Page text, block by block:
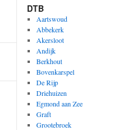
DTB
Aartswoud
Abbekerk
Akersloot
Andijk
Berkhout
Bovenkarspel
De Rijp
Driehuizen
Egmond aan Zee
Graft
Grootebroek